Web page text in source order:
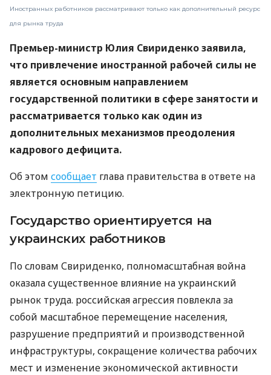
Иностранных работников рассматривают только как дополнительный ресурс
для рынка труда
Премьер-министр Юлия Свириденко заявила,
что привлечение иностранной рабочей силы не
является основным направлением
государственной политики в сфере занятости и
рассматривается только как один из
дополнительных механизмов преодоления
кадрового дефицита.
Об этом сообщает глава правительства в ответе на
электронную петицию.
Государство ориентируется на
украинских работников
По словам Свириденко, полномасштабная война
оказала существенное влияние на украинский
рынок труда. российская агрессия повлекла за
собой масштабное перемещение населения,
разрушение предприятий и производственной
инфраструктуры, сокращение количества рабочих
мест и изменение экономической активности